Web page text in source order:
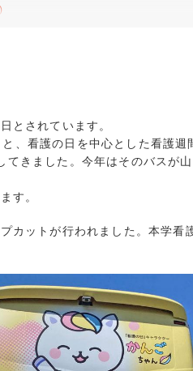
とされています。
、看護の日を中心とした看護週
てきました。今年はそのバスが
す。
カットが行われました。本学看